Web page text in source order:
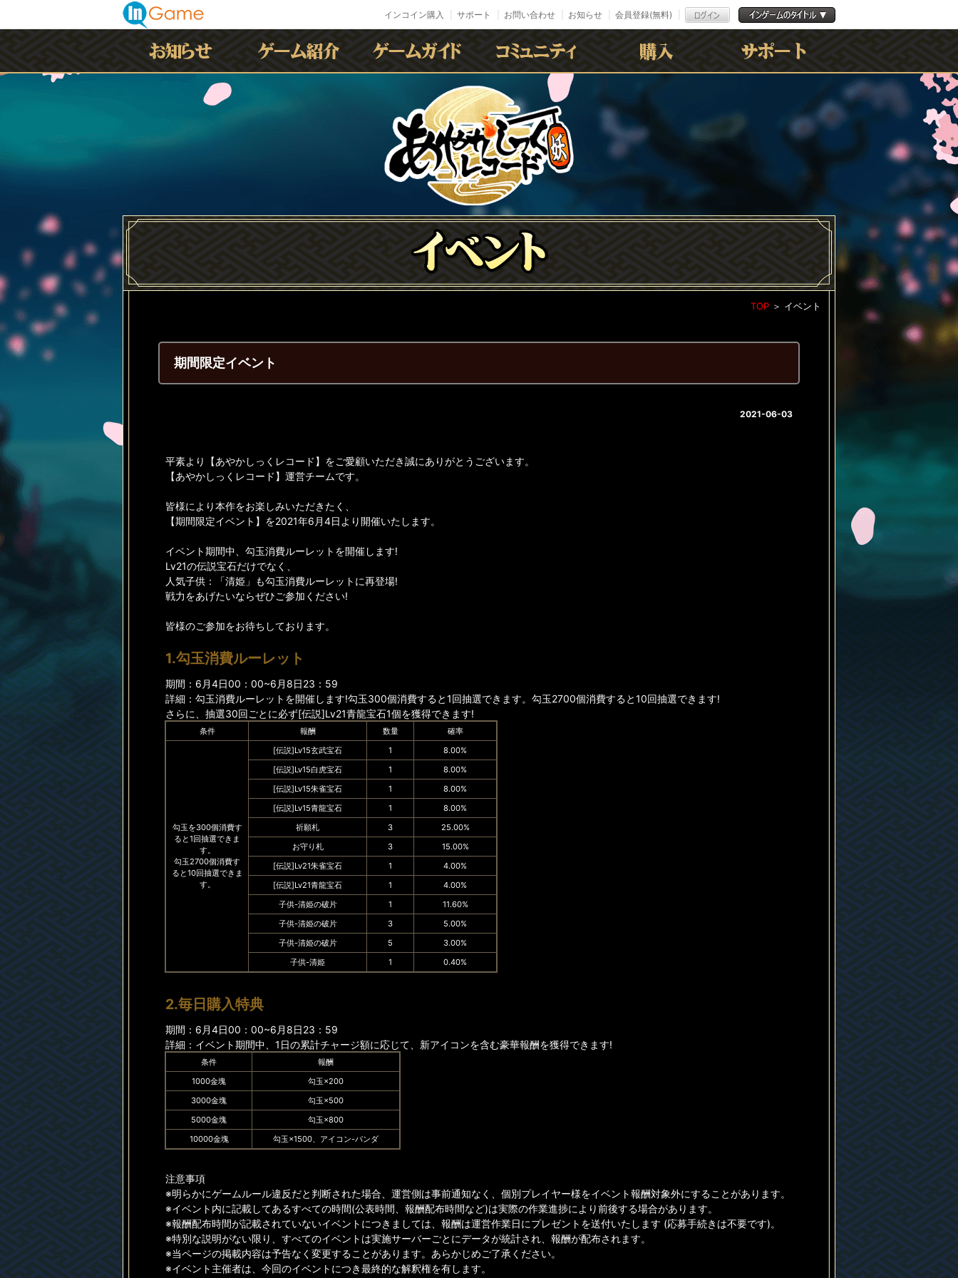
インコイン購入 サポート お問い合わせ お知らせ 会員登録(無料)
イベント 利用規約
ﾌﾟﾗｲﾊﾞｼｰﾎﾟﾘｼｰ
TOP ＞ イベント
期間限定イベント
2021-06-03
平素より【あやかしっくレコード】をご愛顧いただき誠にありがとうございます。
【あやかしっくレコード】運営チームです。
皆様により本作をお楽しみいただきたく、
【期間限定イベント】を2021年6月4日より開催いたします。
イベント期間中、勾玉消費ルーレットを開催します!
Lv21の伝説宝石だけでなく、
人気子供：「清姫」も勾玉消費ルーレットに再登場!
戦力をあげたいならぜひご参加ください!
皆様のご参加をお待ちしております。
1.勾玉消費ルーレット
期間：6月4日00：00~6月8日23：59
詳細：勾玉消費ルーレットを開催します!勾玉300個消費すると1回抽選できます。勾玉2700個消費すると10回抽選できます!
さらに、抽選30回ごとに必ず[伝説]Lv21青龍宝石1個を獲得できます!
条件 報酬 数量 確率
勾玉を300個消費す
ると1回抽選できま
す。
勾玉2700個消費す
ると10回抽選できま
す。
[伝説]Lv15玄武宝石 1
8.00%
[伝説]Lv15白虎宝石
1
8.00%
[伝説]Lv15朱雀宝石
1
8.00%
[伝説]Lv15青龍宝石
1
8.00%
祈願札
3
25.00%
お守り札
3
15.00%
[伝説]Lv21朱雀宝石
1
4.00%
[伝説]Lv21青龍宝石
1
4.00%
子供-清姫の破片
1
11.60%
子供-清姫の破片
3
5.00%
子供-清姫の破片
5
3.00%
子供-清姫
1 0.40%
2.毎日購入特典
期間：6月4日00：00~6月8日23：59
詳細：イベント期間中、1日の累計チャージ額に応じて、新アイコンを含む豪華報酬を獲得できます!
条件
報酬
1000金塊
勾玉×200
3000金塊
勾玉×500
5000金塊
勾玉×800
10000金塊
勾玉×1500、アイコン-パンダ
注意事項
※明らかにゲームルール違反だと判断された場合、運営側は事前通知なく、個別プレイヤー様をイベント報酬対象外にすることがあります。
※イベント内に記載してあるすべての時間(公表時間、報酬配布時間など)は実際の作業進捗により前後する場合があります。
※報酬配布時間が記載されていないイベントにつきましては、報酬は運営作業日にプレゼントを送付いたします (応募手続きは不要です)。
※特別な説明がない限り、すべてのイベントは実施サーバーごとにデータが統計され、報酬が配布されます。
※当ページの掲載内容は予告なく変更することがあります。あらかじめご了承ください。
※イベント主催者は、今回のイベントにつき最終的な解釈権を有します。